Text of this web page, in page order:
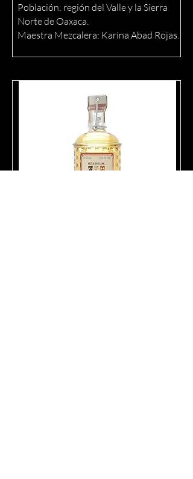
Población: región del Valle y la Sierra
Norte de Oaxaca.
Maestra Mezcalera: Karina Abad Rojas.